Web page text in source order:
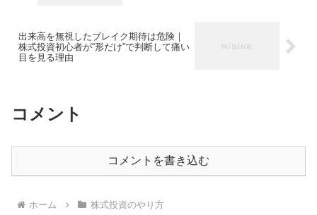
出来高を無視したブレイク期待は危険｜
株式投資初心者が“形だけ”で判断して痛い
目を見る理由
コメント
コメントを書き込む
ホーム 株式投資のやり方